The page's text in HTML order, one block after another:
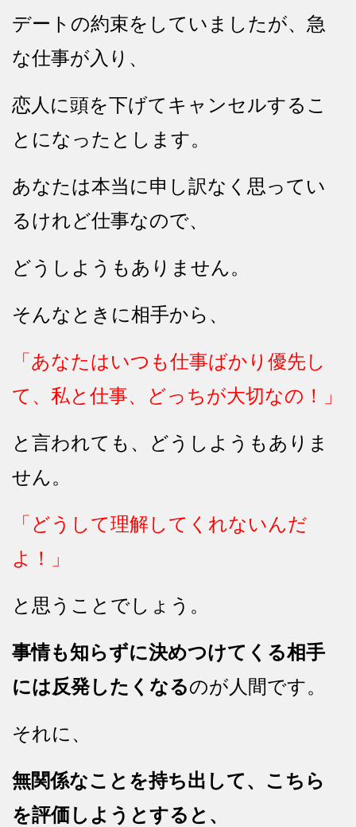
デートの約束をしていましたが、急
な仕事が入り、
恋人に頭を下げてキャンセルするこ
とになったとします。
あなたは本当に申し訳なく思ってい
るけれど仕事なので、
どうしようもありません。
そんなときに相手から、
「あなたはいつも仕事ばかり優先し
て、私と仕事、どっちが大切なの！」
と言われても、どうしようもありま
せん。
「どうして理解してくれないんだ
よ！」
と思うことでしょう。
事情も知らずに決めつけてくる相手
には反発したくなるのが人間です。
それに、
無関係なことを持ち出して、こちら
を評価しようとすると、